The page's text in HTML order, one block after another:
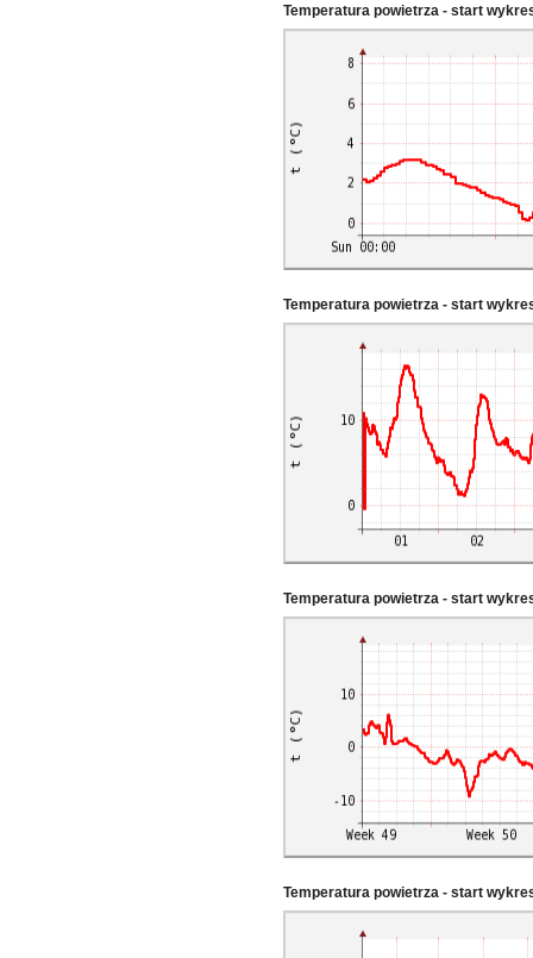
Temperatura powietrza - start
Temperatura powietrza - start
Temperatura powietrza - start
Temperatura powietrza - start